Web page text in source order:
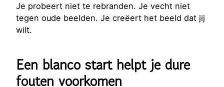
Je probeert niet te rebranden. Je vecht niet
tegen oude beelden. Je creëert het beeld dat jij
wilt.
Een blanco start helpt je dure
fouten voorkomen